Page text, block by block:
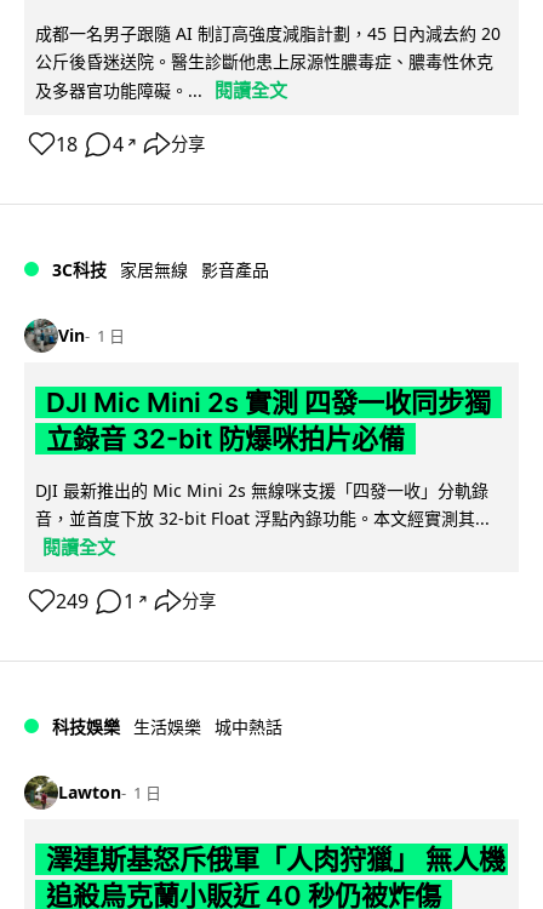
成都一名男子跟隨 AI 制訂高強度減脂計劃，45 日內減去約 20
公斤後昏迷送院。醫生診斷他患上尿源性膿毒症、膿毒性休克
及多器官功能障礙。...
閱讀全文
18 4 ↗ 分享
3C科技 家居無線 影音產品
Vin 1 日
DJI Mic Mini 2s 實測 四發一收同步獨
立錄音 32-bit 防爆咪拍片必備
DJI 最新推出的 Mic Mini 2s 無線咪支援「四發一收」分軌錄
音，並首度下放 32-bit Float 浮點內錄功能。本文經實測其...
閱讀全文
249 1 ↗ 分享
科技娛樂 生活娛樂 城中熱話
Lawton 1 日
澤連斯基怒斥俄軍「人肉狩獵」 無人機
追殺烏克蘭小販近 40 秒仍被炸傷